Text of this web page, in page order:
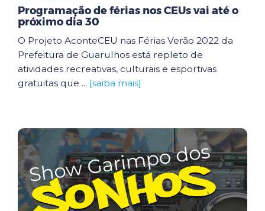
Programação de férias nos CEUs vai até o
próximo dia 30
O Projeto AconteCEU nas Férias Verão 2022 da
Prefeitura de Guarulhos está repleto de
atividades recreativas, culturais e esportivas
gratuitas que ... [saiba mais]